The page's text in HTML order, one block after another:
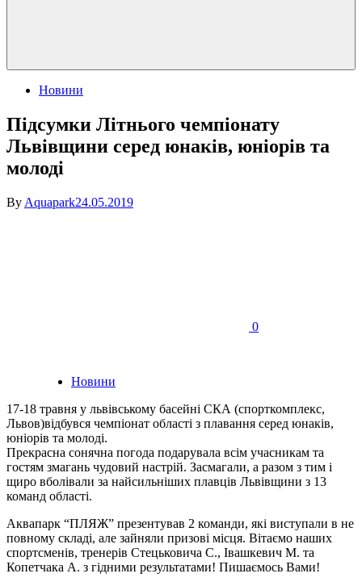
PostedНовини
Підсумки Літнього чемпіонату
Львівщини серед юнаків, юніорів та
молоді
By Aquapark24.05.2019
0та
PostedНовини
17-18 травня у львівському басейні СКА (спорткомплекс,
Львов)відбувся чемпіонат області з плавання серед юнаків,
юніорів та молоді.
Прекрасна сонячна погода подарувала всім учасникам та
гостям змагань чудовий настрій. Засмагали, а разом з тим і
щиро вболівали за найсильніших плавців Львівщини з 13
команд області.
Аквапарк “ПЛЯЖ” презентував 2 команди, які виступали в не
повному складі, але зайняли призові місця. Вітаємо наших
спортсменів, тренерів Стецьковича С., Івашкевич М. та
Копетчака А. з гідними результатами! Пишаємось Вами!